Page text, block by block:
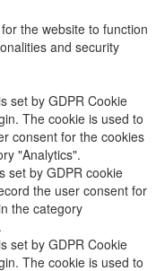
the website to function
and security
set by GDPR Cookie
The cookie is used to
consent for the cookies
"Analytics".
set by GDPR cookie
the user consent for
the category
set by GDPR Cookie
The cookie is used to